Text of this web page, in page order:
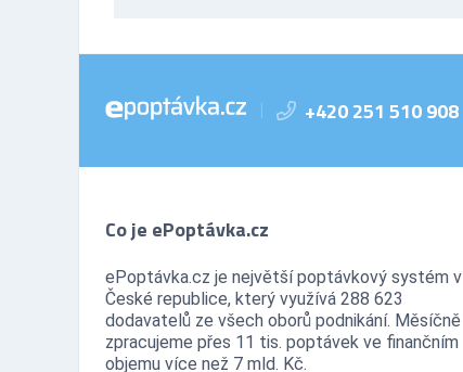
| +420 251 510 908
Co je ePoptávka.cz
ePoptávka.cz je největší poptávkový systém v
České republice, který využívá 288 623
dodavatelů ze všech oborů podnikání. Měsíčně
zpracujeme přes 11 tis. poptávek ve finančním
objemu více než 7 mld. Kč.